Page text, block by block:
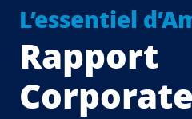
L’essentiel
Rapport